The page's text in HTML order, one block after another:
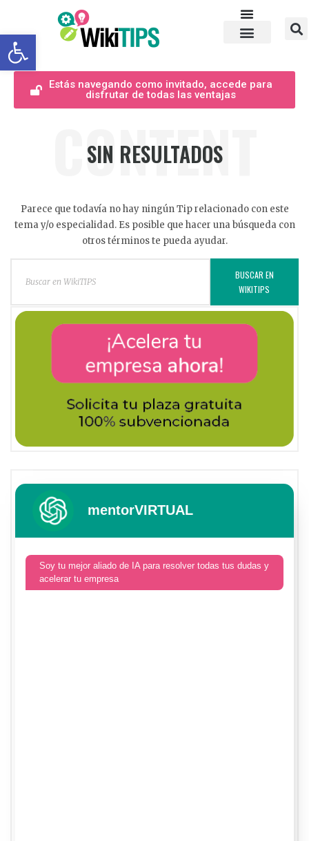
Abrir barra de herramientas
Estás navegando como invitado, accede para
disfrutar de todas las ventajas
CONTENT
SIN RESULTADOS
Parece que todavía no hay ningún Tip relacionado con este
tema y/o especialidad. Es posible que hacer una búsqueda con
otros términos te pueda ayudar.
BUSCAR EN
WIKITIPS
mentorVIRTUAL
Soy tu mejor aliado de IA para resolver todas tus dudas y
acelerar tu empresa